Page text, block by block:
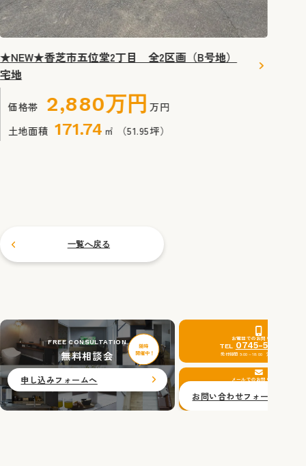
★NEW★香芝市五位堂2丁目 全2区画（B号地）
宅地
価格帯 2,880万円 万円
土地面積 171.74 ㎡ （51.95坪）
一覧へ戻る
FREE CONSULTATION
無料相談会
申し込みフォームへ
お電話でのお問い合わせ
TEL 0745-51-0201
受付時間 9:00～18:00 定休日：水曜日
メールでのお問い合わせ
お問い合わせフォームへ